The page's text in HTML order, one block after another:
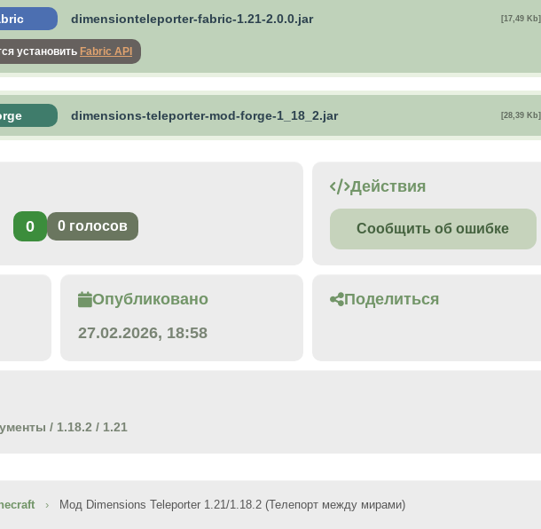
dimensionteleporter-fabric-1.21-2.0.0.jar [17,49 Kb]
установить Fabric API
dimensions-teleporter-mod-forge-1_18_2.jar [28,39 Kb]
0 0 голосов
Действия
Сообщить об ошибке
Опубликовано
27.02.2026, 18:58
Поделиться
/ 1.18.2 / 1.21
› Мод Dimensions Teleporter 1.21/1.18.2 (Телепорт между мирами)